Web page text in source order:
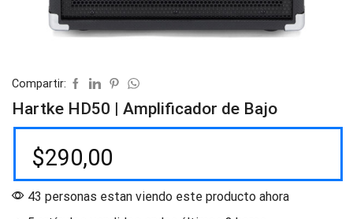
Compartir:
Hartke HD50 | Amplificador de Bajo
$290,00
43 personas estan viendo este producto ahora